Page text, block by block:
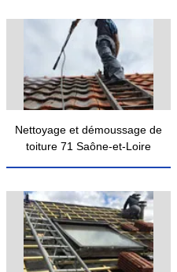
Nettoyage et démoussage de
toiture 71 Saône-et-Loire